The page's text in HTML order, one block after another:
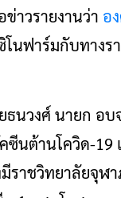
าวรายงานว่า อ
นฟาร์มกับทางร
นวงศ์ นายก อบ
นต้านโควิด-19
ราชวิทยาลัยจุฬ